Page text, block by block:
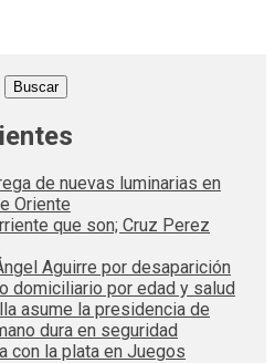
Buscar
de nuevas luminarias en
Oriente
que son; Cruz Perez
Aguirre por desaparición
domiciliario por edad y salud
asume la presidencia de
dura en seguridad
con la plata en Juegos